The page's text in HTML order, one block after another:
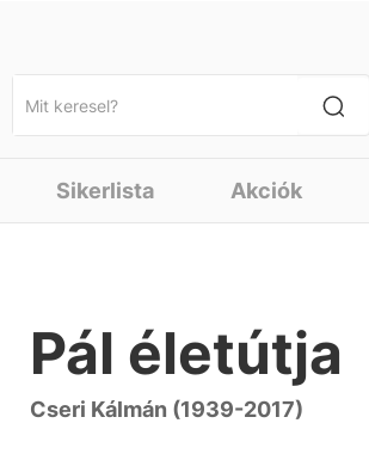
Sikerlista Akciók
Pál életútja
Cseri Kálmán (1939-2017)